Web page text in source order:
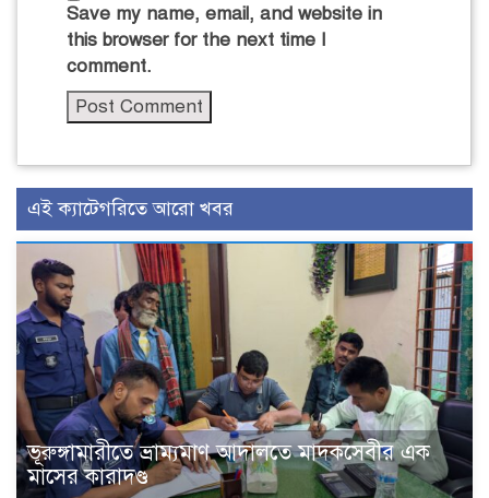
Save my name, email, and website in
this browser for the next time I
comment.
এই ক্যাটেগরিতে আরো খবর
ভূরুঙ্গামারীতে ভ্রাম্যমাণ আদালতে মাদকসেবীর এক
মাসের কারাদণ্ড